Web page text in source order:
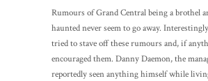
Rumours of Grand Central being a brothel
haunted never seem to go away.
tried to stave off these rumours and, if
encouraged them. Danny Daemon, the
reportedly seen anything himself while